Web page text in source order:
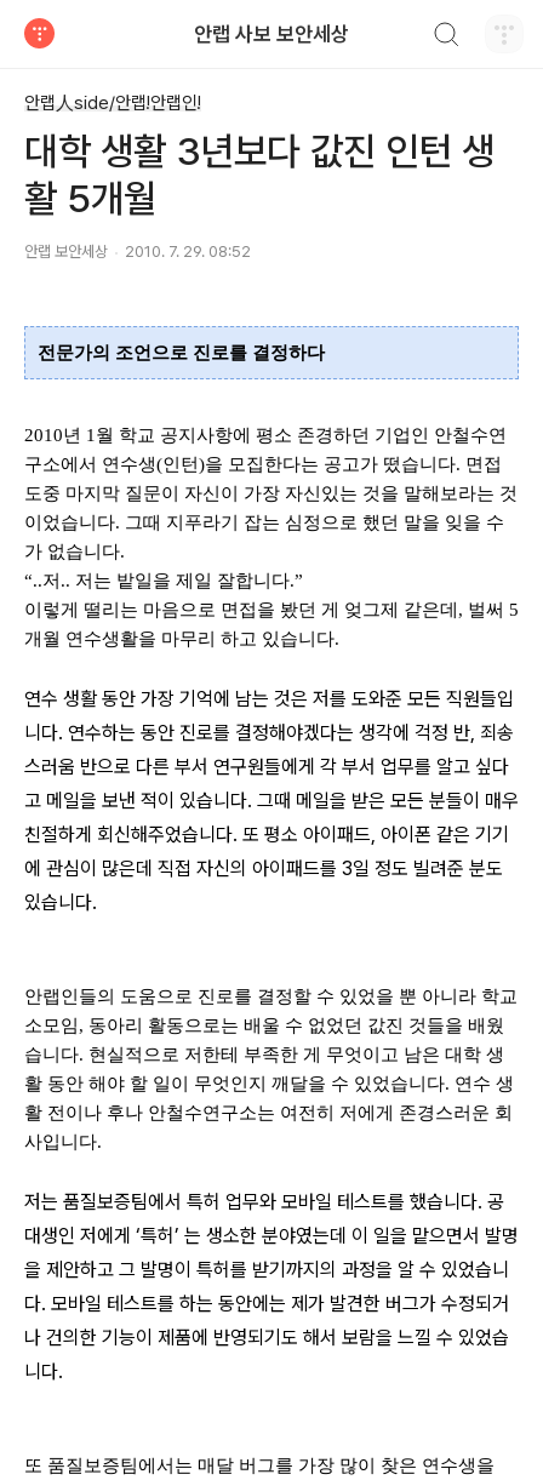
안랩 사보 보안세상
안랩人side/안랩!안랩인!
대학 생활 3년보다 값진 인턴 생
활 5개월
안랩 보안세상 2010. 7. 29. 08:52
전문가의 조언으로 진로를 결정하다
2010년 1 월 학교 공지사항에 평소 존경하던 기업인 안철수연
구소에서 연수생(인턴)을 모집한다는 공고가 떴습니다. 면접
도중 마지막 질문이 자신이 가장 자신있는 것을 말해보라는 것
이었습니다. 그때 지푸라기 잡는 심정으로 했던 말을 잊을 수
가 없습니다.
“..저 .. 저는 밭일을 제일 잘합니다.”
이렇게 떨리는 마음으로 면접을 봤던 게 엊그제 같은데 , 벌써 5
개월 연수생활을 마무리 하고 있습니다.
연수 생활 동안 가장 기억에 남는 것은 저를 도와준 모든 직원들입
니다. 연수하는 동안 진로를 결정해야겠다는 생각에 걱정 반, 죄송
스러움 반으로 다른 부서 연구원들에게 각 부서 업무를 알고 싶다
고 메일을 보낸 적이 있습니다. 그때 메일을 받은 모든 분들이 매우
친절하게 회신해주었습니다. 또 평소 아이패드, 아이폰 같은 기기
에 관심이 많은데 직접 자신의 아이패드를 3일 정도 빌려준 분도
있습니다.
안랩인들의 도움으로 진로를 결정할 수 있었을 뿐 아니라 학교
소모임, 동아리 활동으로는 배울 수 없었던 값진 것들을 배웠
습니다. 현실적으로 저한테 부족한 게 무엇이고 남은 대학 생
활 동안 해야 할 일이 무엇인지 깨달을 수 있었습니다. 연수 생
활 전이나 후나 안철수연구소는 여전히 저에게 존경스러운 회
사입니다.
저는 품질보증팀에서 특허 업무와 모바일 테스트를 했습니다. 공
대생인 저에게 ‘특허’ 는 생소한 분야였는데 이 일을 맡으면서 발명
을 제안하고 그 발명이 특허를 받기까지의 과정을 알 수 있었습니
다. 모바일 테스트를 하는 동안에는 제가 발견한 버그가 수정되거
나 건의한 기능이 제품에 반영되기도 해서 보람을 느낄 수 있었습
니다.
또 품질보증팀에서는 매달 버그를 가장 많이 찾은 연수생을